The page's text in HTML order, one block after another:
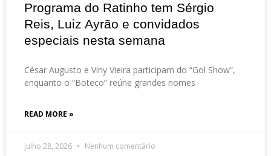
Programa do Ratinho tem Sérgio
Reis, Luiz Ayrão e convidados
especiais nesta semana
César Augusto e Viny Vieira participam do “Gol Show”,
enquanto o “Boteco” reúne grandes nomes
READ MORE »
julho 28, 2026 Nenhum comentário